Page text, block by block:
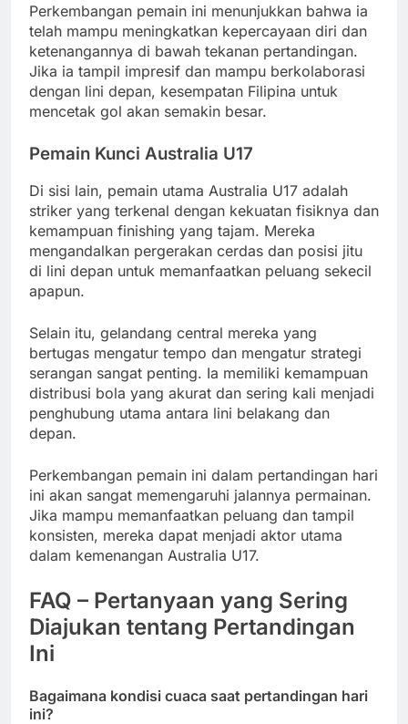
Perkembangan pemain ini menunjukkan bahwa ia
telah mampu meningkatkan kepercayaan diri dan
ketenangannya di bawah tekanan pertandingan.
Jika ia tampil impresif dan mampu berkolaborasi
dengan lini depan, kesempatan Filipina untuk
mencetak gol akan semakin besar.
Pemain Kunci Australia U17
Di sisi lain, pemain utama Australia U17 adalah
striker yang terkenal dengan kekuatan fisiknya dan
kemampuan finishing yang tajam. Mereka
mengandalkan pergerakan cerdas dan posisi jitu
di lini depan untuk memanfaatkan peluang sekecil
apapun.
Selain itu, gelandang central mereka yang
bertugas mengatur tempo dan mengatur strategi
serangan sangat penting. Ia memiliki kemampuan
distribusi bola yang akurat dan sering kali menjadi
penghubung utama antara lini belakang dan
depan.
Perkembangan pemain ini dalam pertandingan hari
ini akan sangat memengaruhi jalannya permainan.
Jika mampu memanfaatkan peluang dan tampil
konsisten, mereka dapat menjadi aktor utama
dalam kemenangan Australia U17.
FAQ – Pertanyaan yang Sering
Diajukan tentang Pertandingan
Ini
Bagaimana kondisi cuaca saat pertandingan hari
ini?